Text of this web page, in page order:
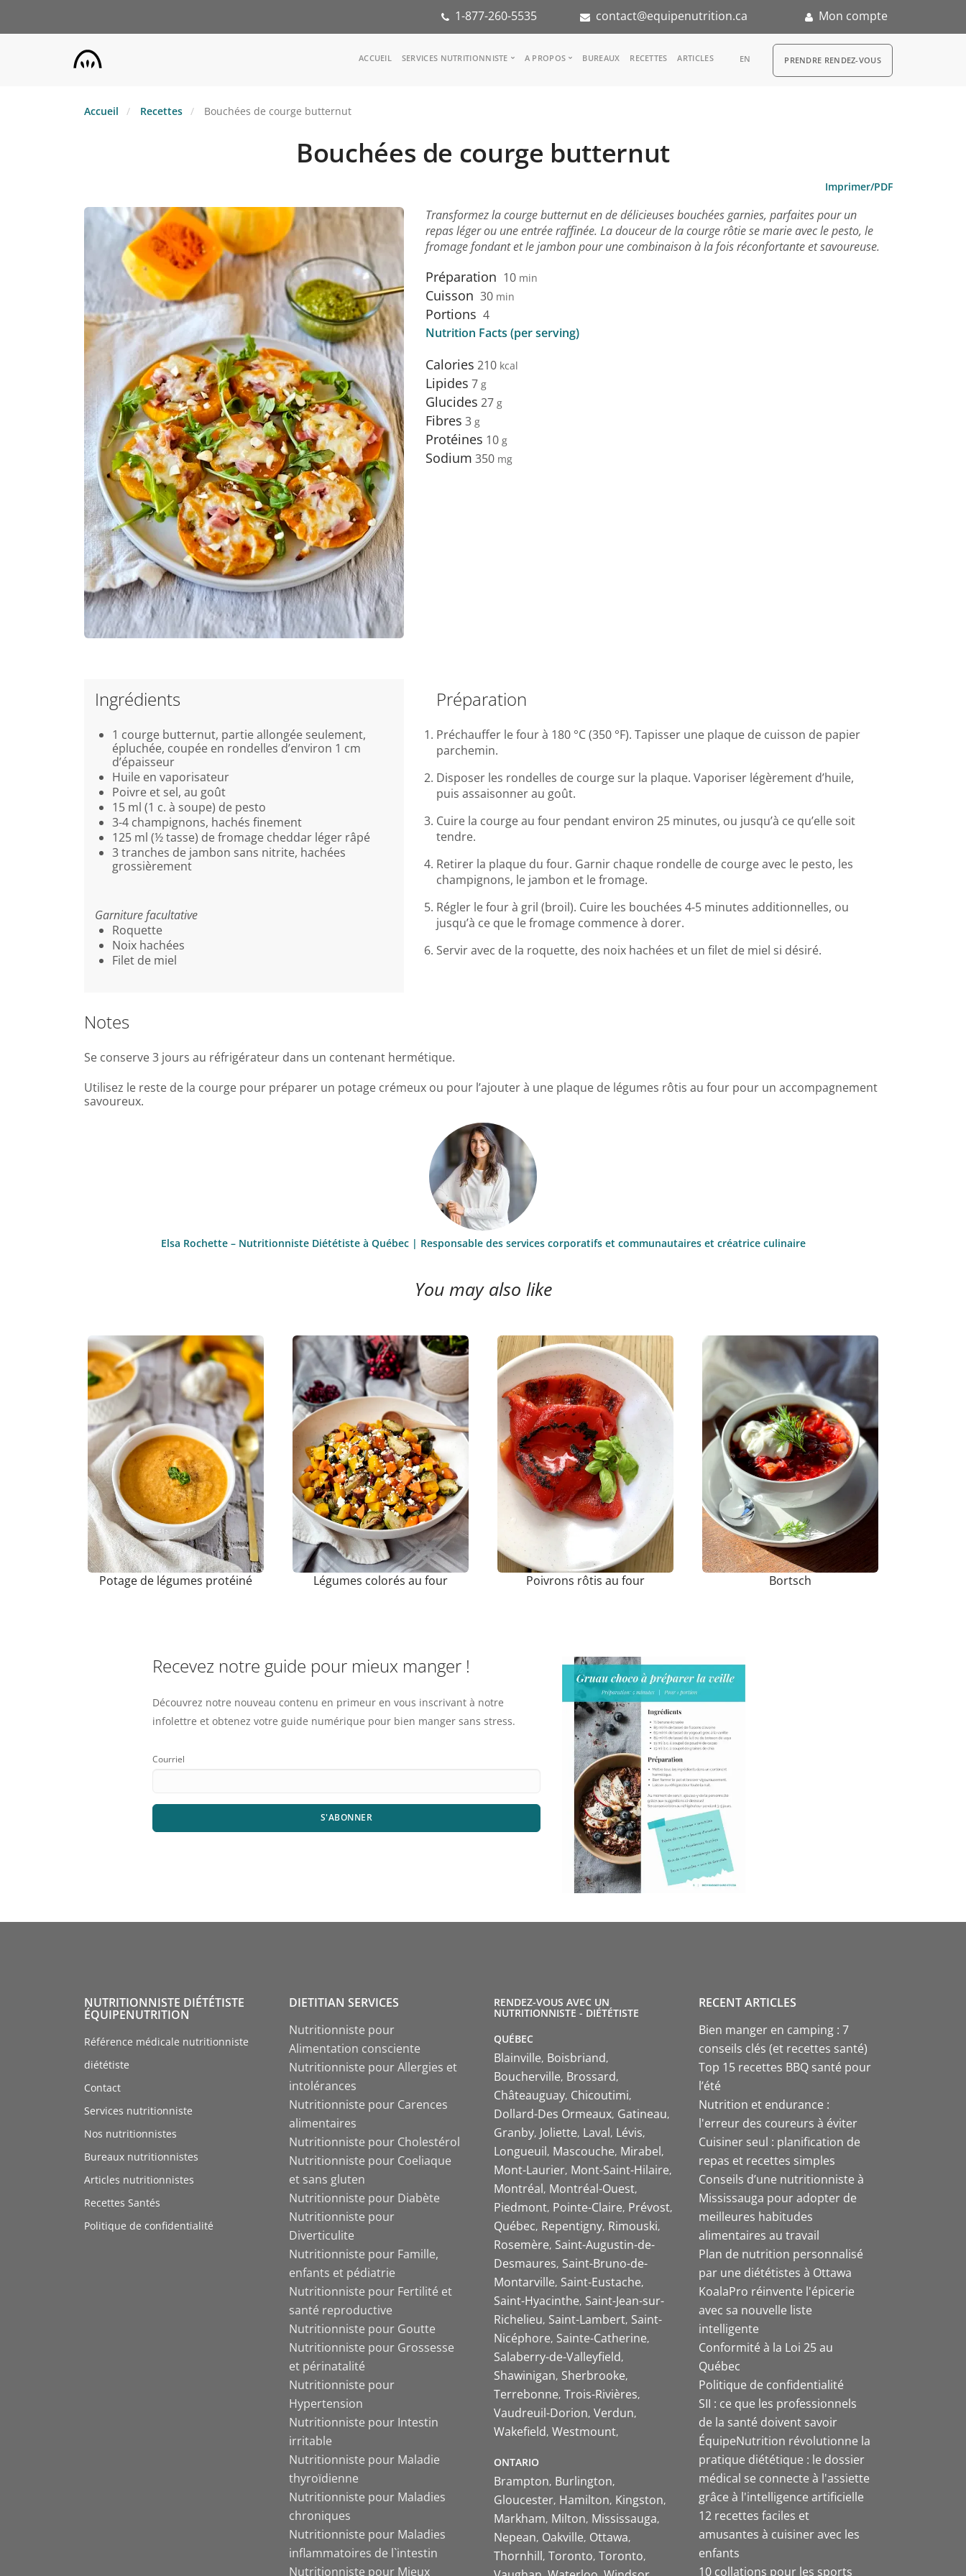
1-877-260-5535 contact@equipenutrition.ca Mon compte
Main
ACCUEIL SERVICES NUTRITIONNISTE
Groupes d'inspiration
KoalaPro
A PROPOS
Partenaires
Stage en nutrition
BUREAUX RECETTES ARTICLES EN RDV
PRENDRE RENDEZ-VOUS
Accueil Recettes Bouchées de courge butternut
Bouchées de courge butternut
Imprimer/PDF
Transformez la courge butternut en de délicieuses bouchées garnies, parfaites pour un
repas léger ou une entrée raffinée. La douceur de la courge rôtie se marie avec le pesto, le
fromage fondant et le jambon pour une combinaison à la fois réconfortante et savoureuse.
Préparation 10 min
Cuisson 30 min
Portions 4
Nutrition Facts (per serving)
Calories 210
Lipides 7
Glucides 27
Fibres 3
Protéines 10
Sodium 350
Ingrédients
1 courge butternut, partie allongée seulement,
épluchée, coupée en rondelles d’environ 1 cm
d’épaisseur
Huile en vaporisateur
Poivre et sel, au goût
15 ml (1 c. à soupe) de pesto
3-4 champignons, hachés finement
125 ml (½ tasse) de fromage cheddar léger râpé
3 tranches de jambon sans nitrite, hachées
grossièrement
Garniture facultative
Roquette
Noix hachées
Filet de miel
Préparation
Préchauffer le four à 180 °C (350 °F). Tapisser une plaque de cuisson de papier
parchemin.
Disposer les rondelles de courge sur la plaque. Vaporiser légèrement d’huile,
puis assaisonner au goût.
Cuire la courge au four pendant environ 25 minutes, ou jusqu’à ce qu’elle soit
tendre.
Retirer la plaque du four. Garnir chaque rondelle de courge avec le pesto, les
champignons, le jambon et le fromage.
Régler le four à gril (broil). Cuire les bouchées 4-5 minutes additionnelles, ou
jusqu’à ce que le fromage commence à dorer.
Servir avec de la roquette, des noix hachées et un filet de miel si désiré.
Notes
Se conserve 3 jours au réfrigérateur dans un contenant hermétique.
Utilisez le reste de la courge pour préparer un potage crémeux ou pour l’ajouter à une plaque de légumes rôtis au four pour un accompagnement
savoureux.
Elsa Rochette – Nutritionniste Diététiste à Québec | Responsable des services corporatifs et communautaires et créatrice culinaire
You may also like
Potage de légumes protéiné Légumes colorés au four Poivrons rôtis au four Bortsch
Recevez notre guide pour mieux manger !
Découvrez notre nouveau contenu en primeur en vous inscrivant à notre
infolettre et obtenez votre guide numérique pour bien manger sans stress.
Courriel
S'ABONNER
NUTRITIONNISTE DIÉTÉTISTE
ÉQUIPENUTRITION
Référence médicale nutritionniste
diététiste
Contact
Services nutritionniste
Nos nutritionnistes
Bureaux nutritionnistes
Articles nutritionnistes
Recettes Santés
Politique de confidentialité
DIETITIAN SERVICES
Nutritionniste pour
Alimentation consciente
Nutritionniste pour Allergies et
intolérances
Nutritionniste pour Carences
alimentaires
Nutritionniste pour Cholestérol
Nutritionniste pour Coeliaque
et sans gluten
Nutritionniste pour Diabète
Nutritionniste pour
Diverticulite
Nutritionniste pour Famille,
enfants et pédiatrie
Nutritionniste pour Fertilité et
santé reproductive
Nutritionniste pour Goutte
Nutritionniste pour Grossesse
et périnatalité
Nutritionniste pour
Hypertension
Nutritionniste pour Intestin
irritable
Nutritionniste pour Maladie
thyroïdienne
Nutritionniste pour Maladies
chroniques
Nutritionniste pour Maladies
inflammatoires de l`intestin
Nutritionniste pour Mieux
RENDEZ-VOUS AVEC UN
NUTRITIONNISTE - DIÉTÉTISTE
QUÉBEC
Blainville Boisbriand
Boucherville Brossard
Châteauguay Chicoutimi
Dollard-Des Ormeaux Gatineau
Granby Joliette Laval Lévis
Longueuil Mascouche Mirabel
Mont-Laurier Mont-Saint-Hilaire
Montréal Montréal-Ouest
Piedmont Pointe-Claire Prévost
Québec Repentigny Rimouski
Rosemère Saint-Augustin-de-
Desmaures Saint-Bruno-de-
Montarville Saint-Eustache
Saint-Hyacinthe Saint-Jean-sur-
Richelieu Saint-Lambert Saint-
Nicéphore Sainte-Catherine
Salaberry-de-Valleyfield
Shawinigan Sherbrooke
Terrebonne Trois-Rivières
Vaudreuil-Dorion Verdun
Wakefield Westmount
ONTARIO
Brampton Burlington
Gloucester Hamilton Kingston
Markham Milton Mississauga
Nepean Oakville Ottawa
Thornhill Toronto Toronto
RECENT ARTICLES
Bien manger en camping : 7
conseils clés (et recettes santé)
Top 15 recettes BBQ santé pour
l’été
Nutrition et endurance :
l'erreur des coureurs à éviter
Cuisiner seul : planification de
repas et recettes simples
Conseils d’une nutritionniste à
Mississauga pour adopter de
meilleures habitudes
alimentaires au travail
Plan de nutrition personnalisé
par une diététistes à Ottawa
KoalaPro réinvente l'épicerie
avec sa nouvelle liste
intelligente
Conformité à la Loi 25 au
Québec
Politique de confidentialité
SII : ce que les professionnels
de la santé doivent savoir
ÉquipeNutrition révolutionne la
pratique diététique : le dossier
médical se connecte à l'assiette
grâce à l'intelligence artificielle
12 recettes faciles et
amusantes à cuisiner avec les
enfants
10 collations pour les sports